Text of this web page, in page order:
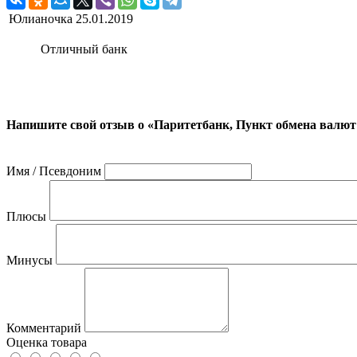
Юлианочка 25.01.2019
Отличный банк
Напишите свой отзыв о «Паритетбанк, Пункт обмена
Имя / Псевдоним
Плюсы
Минусы
Комментарий
Оценка товара